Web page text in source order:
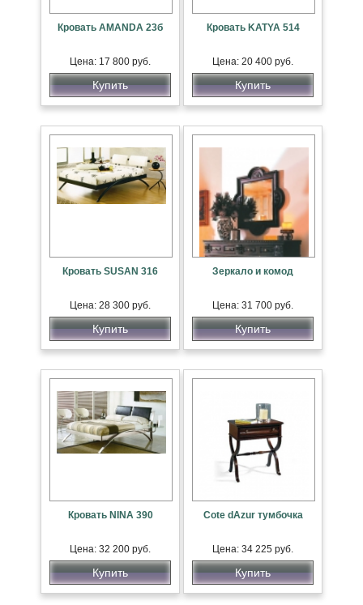
Кровать AMANDA 23б
Цена: 17 800 руб.
Купить
Кровать KATYA 514
Цена: 20 400 руб.
Купить
Кровать SUSAN 316
Цена: 28 300 руб.
Купить
Зеркало и комод
Цена: 31 700 руб.
Купить
Кровать NINA 390
Цена: 32 200 руб.
Купить
Cote dAzur тумбочка
Цена: 34 225 руб.
Купить